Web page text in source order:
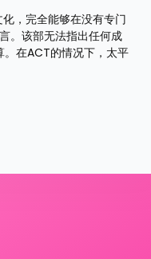
，完全能够在没有专门
。该部无法指出任何成
在ACT的情况下，太平